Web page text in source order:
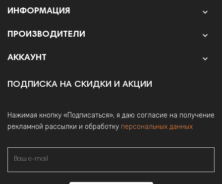
ИНФОРМАЦИЯ 
ПРОИЗВОДИТЕЛИ 
АККАУНТ 
ПОДПИСКА НА СКИДКИ И АКЦИИ
Нажимая кнопку «Подписаться», я даю согласие на получение
рекламной рассылки и обработку персональных данных